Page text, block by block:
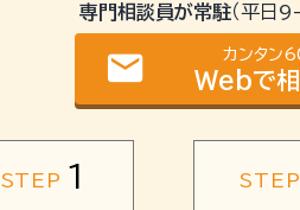
専門相談員が常駐（平日
email カンタン
Webで相
STEP 1 STEP